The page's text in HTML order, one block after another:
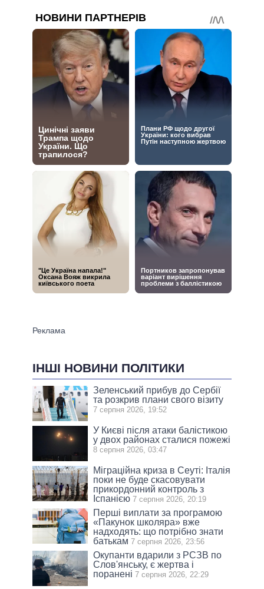
ІНШІ НОВИНИ ПОЛІТИКИ
Зеленський прибув до Сербії
та розкрив плани свого візиту
7 серпня 2026, 19:52
У Києві після атаки балістикою
у двох районах сталися пожежі
8 серпня 2026, 03:47
Міграційна криза в Сеуті: Італія
поки не буде скасовувати
прикордонний контроль з
Іспанією 7 серпня 2026, 20:19
Перші виплати за програмою
«Пакунок школяра» вже
надходять: що потрібно знати
батькам 7 серпня 2026, 23:56
Окупанти вдарили з РСЗВ по
Слов'янську, є жертва і
поранені 7 серпня 2026, 22:29